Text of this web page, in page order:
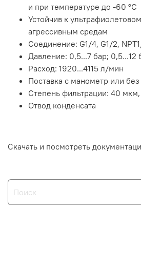
и при температуре до -60 °C
Устойчив к
агрессивным средам
Соединение: G1/4, G1/2,
Давление: 0,5...7 бар; 0,5...12
Расход: 1920...4115 л/мин
Поставка с манометр или
Степень фильтрации: 40
Отвод конденсата
Скачать и посмотреть